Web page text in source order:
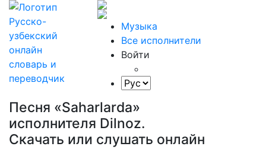
Музыка
Все исполнители
Войти
Песня «Saharlarda»
исполнителя Dilnoz.
Скачать или слушать онлайн